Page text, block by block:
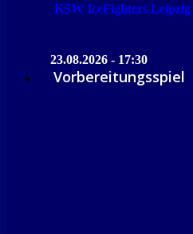
KSW IceFighters Leipzig
23.08.2026 - 17:30
Vorbereitungsspiel